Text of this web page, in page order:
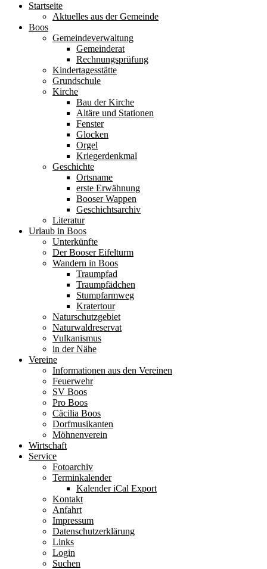
Startseite
Aktuelles aus der Gemeinde
Boos
Gemeindeverwaltung
Gemeinderat
Rechnungsprüfung
Kindertagesstätte
Grundschule
Kirche
Bau der Kirche
Altäre und Stationen
Fenster
Glocken
Orgel
Kriegerdenkmal
Geschichte
Ortsname
erste Erwähnung
Booser Wappen
Geschichtsarchiv
Literatur
Urlaub in Boos
Unterkünfte
Der Booser Eifelturm
Wandern in Boos
Traumpfad
Traumpfädchen
Stumpfarmweg
Kratertour
Naturschutzgebiet
Naturwaldreservat
Vulkanismus
in der Nähe
Vereine
Informationen aus den Vereinen
Feuerwehr
SV Boos
Pro Boos
Cäcilia Boos
Dorfmusikanten
Möhnenverein
Wirtschaft
Service
Fotoarchiv
Terminkalender
Kalender iCal Export
Kontakt
Anfahrt
Impressum
Datenschutzerklärung
Links
Login
Suchen